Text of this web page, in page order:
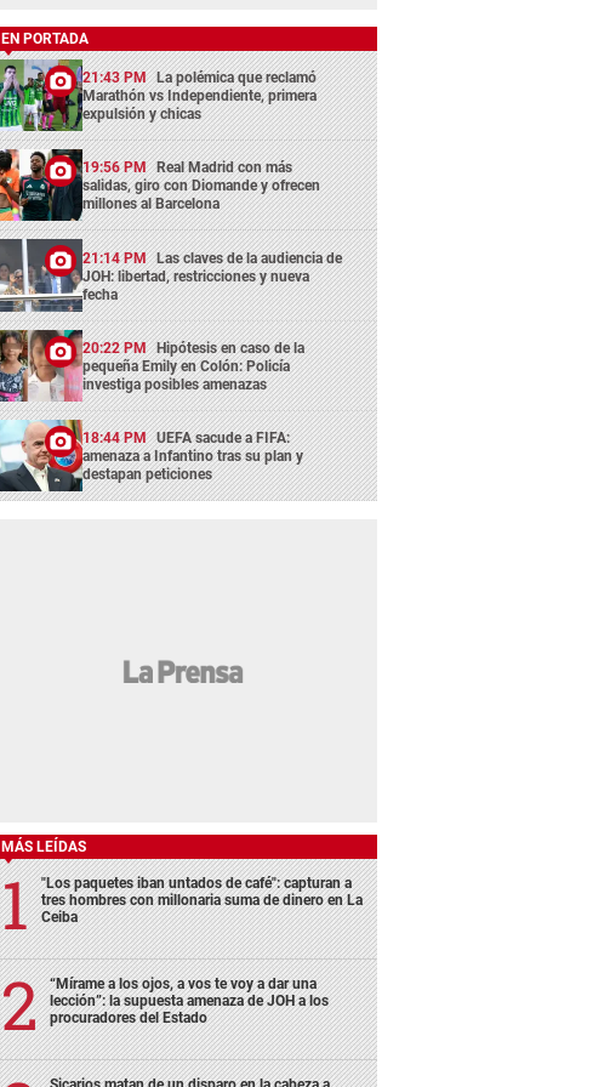
EN PORTADA
21:43 PM La polémica que reclamó
Marathón vs Independiente, primera
expulsión y chicas
19:56 PM Real Madrid con más
salidas, giro con Diomande y ofrecen
millones al Barcelona
21:14 PM Las claves de la audiencia de
JOH: libertad, restricciones y nueva
fecha
20:22 PM Hipótesis en caso de la
pequeña Emily en Colón: Policía
investiga posibles amenazas
18:44 PM UEFA sacude a FIFA:
amenaza a Infantino tras su plan y
destapan peticiones
MÁS LEÍDAS
"Los paquetes iban untados de café": capturan a
tres hombres con millonaria suma de dinero en La
Ceiba
“Mírame a los ojos, a vos te voy a dar una
lección”: la supuesta amenaza de JOH a los
procuradores del Estado